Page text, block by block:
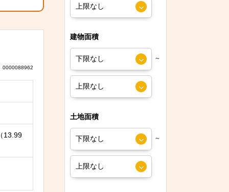
0000088962
13.99
建物面積
～
土地面積
～